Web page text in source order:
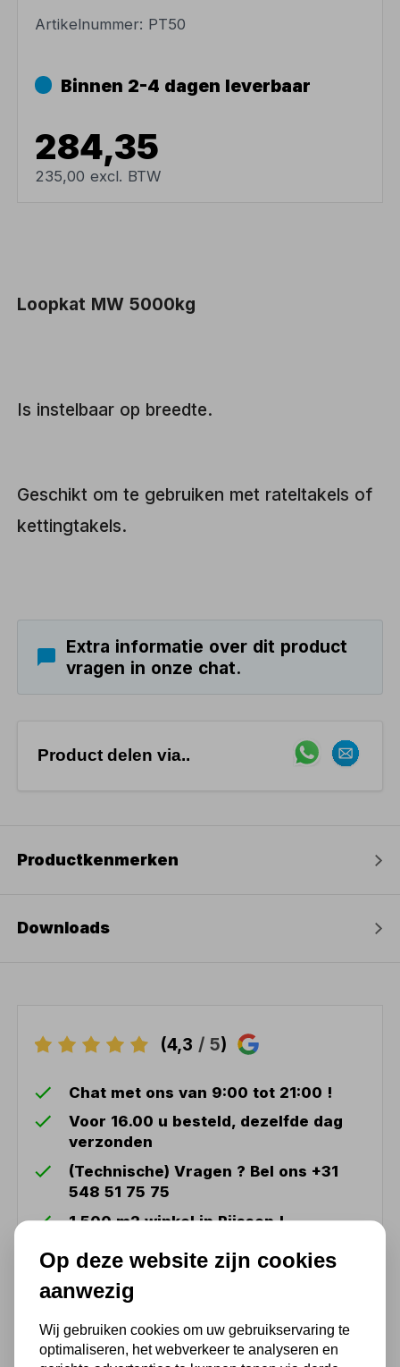
Artikelnummer: PT50
Binnen 2-4 dagen leverbaar
284,35
235,00 excl. BTW
Loopkat MW 5000kg
Is instelbaar op breedte.
Geschikt om te gebruiken met rateltakels of
kettingtakels.
Extra informatie over dit product
vragen in onze chat.
Product delen via..
Productkenmerken
Downloads
(4,3 / 5)
Chat met ons van 9:00 tot 21:00 !
Voor 16.00 u besteld, dezelfde dag
verzonden
(Technische) Vragen ? Bel ons +31
548 51 75 75
1.500 m2 winkel in Rijssen !
Twents familiebedrijf sinds 1992 !
Ook handig
Op deze website zijn cookies
aanwezig
Wij gebruiken cookies om uw gebruikservaring te
optimaliseren, het webverkeer te analyseren en